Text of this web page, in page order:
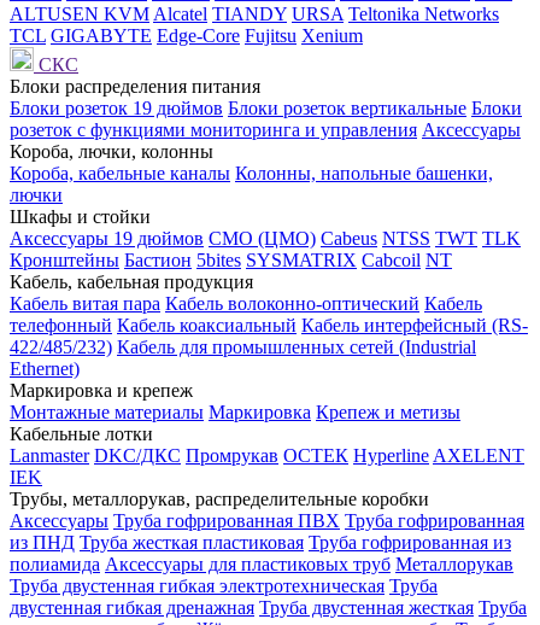
ALTUSEN KVM Alcatel TIANDY URSA Teltonika Networks
TCL GIGABYTE Edge-Core Fujitsu Xenium
СКС
Блоки распределения питания
Блоки розеток 19 дюймов Блоки розеток вертикальные Блоки
розеток с функциями мониторинга и управления Аксессуары
Короба, лючки, колонны
Короба, кабельные каналы Колонны, напольные башенки,
лючки
Шкафы и стойки
Аксессуары 19 дюймов CMO (ЦМО) Cabeus NTSS TWT TLK
Кронштейны Бастион 5bites SYSMATRIX Cabcoil NT
Кабель, кабельная продукция
Кабель витая пара Кабель волоконно-оптический Кабель
телефонный Кабель коаксиальный Кабель интерфейсный (RS-
422/485/232) Кабель для промышленных сетей (Industrial
Ethernet)
Маркировка и крепеж
Монтажные материалы Маркировка Крепеж и метизы
Кабельные лотки
Lanmaster DKC/ДКС Промрукав ОСТЕК Hyperline AXELENT
IEK
Трубы, металлорукав, распределительные коробки
Аксессуары Труба гофрированная ПВХ Труба гофрированная
из ПНД Труба жесткая пластиковая Труба гофрированная из
полиамида Аксессуары для пластиковых труб Металлорукав
Труба двустенная гибкая электротехническая Труба
двустенная гибкая дренажная Труба двустенная жесткая Труба